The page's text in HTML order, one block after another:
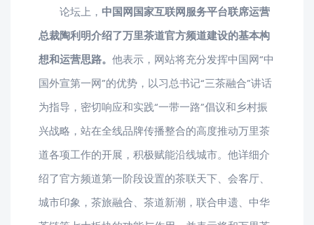
论坛上， 中国网国家互联网服务平台联席运营
总裁陶利明介绍了万里茶道官方频道建设的基本构
想和运营思路。 他表示，网站将充分发挥中国网“中
国外宣第一网”的优势，以习总书记“三茶融合”讲话
为指导，密切响应和实践“一带一路”倡议和乡村振
兴战略，站在全线品牌传播整合的高度推动万里茶
道各项工作的开展，积极赋能沿线城市。他详细介
绍了官方频道第一阶段设置的茶联天下、会客厅、
城市印象，茶旅融合、茶道新潮，联合申遗、中华